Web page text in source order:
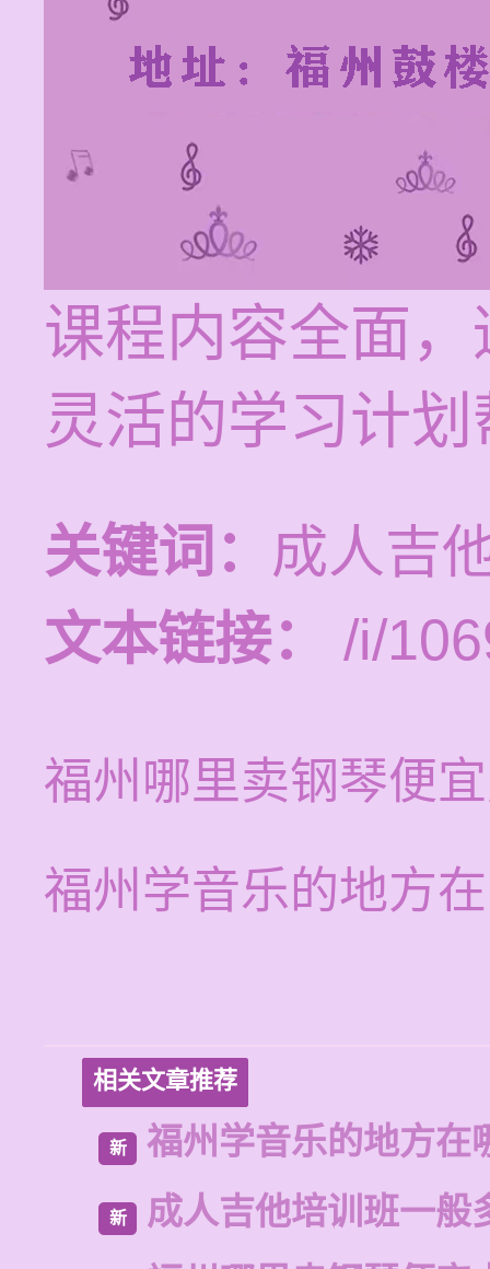
课程内容全面
灵活的学习计
关键词： 成人吉
文本链接：
/i/
福州哪里卖钢琴便
福州学音乐的地方
相关文章推荐
新 福州学音乐的地方在
新
成人吉他培训班一般